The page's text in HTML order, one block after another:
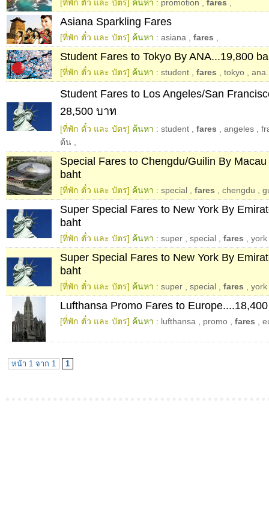
[ที่พัก ตั๋ว และ บัตร] ค้นหา : promotion fares
Asiana Sparkling Fares
[ที่พัก ตั๋ว และ บัตร] ค้นหา : asiana fares
Student Fares to Tokyo By ANA...19,800
[ที่พัก ตั๋ว และ บัตร] ค้นหา : student fares tokyo
Student Fares to Los Angeles/San
28,500 บาท
[ที่พัก ตั๋ว และ บัตร] ค้นหา : student fares angeles
ต้น
Special Fares to Chengdu/Guilin By Macau
baht
[ที่พัก ตั๋ว และ บัตร] ค้นหา : special fares chengdu
Super Special Fares to New York By
baht
[ที่พัก ตั๋ว และ บัตร] ค้นหา : super special fares york
Super Special Fares to New York By
baht
[ที่พัก ตั๋ว และ บัตร] ค้นหา : super special fares york
Lufthansa Promo Fares to
[ที่พัก ตั๋ว และ บัตร] ค้นหา : lufthansa promo fares
หน้า 1 จาก 1 1